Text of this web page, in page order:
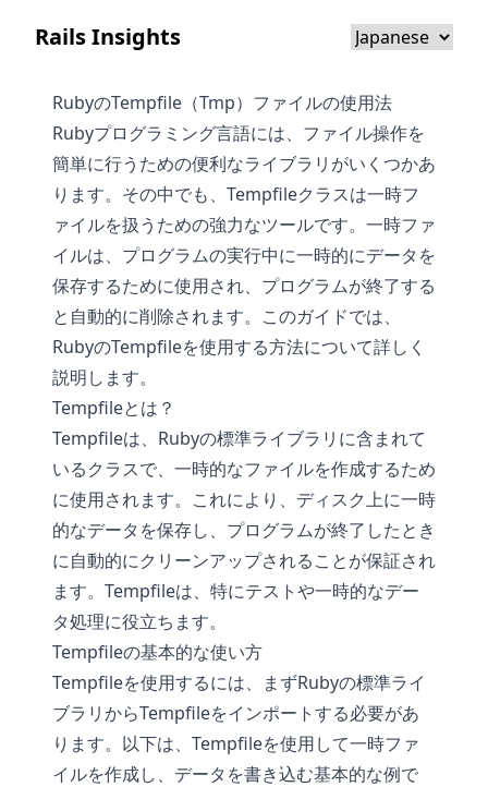
Rails Insights
RubyのTempfile（Tmp）ファイルの使用法
Rubyプログラミング言語には、ファイル操作を
簡単に行うための便利なライブラリがいくつかあ
ります。その中でも、Tempfileクラスは一時フ
ァイルを扱うための強力なツールです。一時ファ
イルは、プログラムの実行中に一時的にデータを
保存するために使用され、プログラムが終了する
と自動的に削除されます。このガイドでは、
RubyのTempfileを使用する方法について詳しく
説明します。
Tempfileとは？
Tempfileは、Rubyの標準ライブラリに含まれて
いるクラスで、一時的なファイルを作成するため
に使用されます。これにより、ディスク上に一時
的なデータを保存し、プログラムが終了したとき
に自動的にクリーンアップされることが保証され
ます。Tempfileは、特にテストや一時的なデー
タ処理に役立ちます。
Tempfileの基本的な使い方
Tempfileを使用するには、まずRubyの標準ライ
ブラリからTempfileをインポートする必要があ
ります。以下は、Tempfileを使用して一時ファ
イルを作成し、データを書き込む基本的な例で